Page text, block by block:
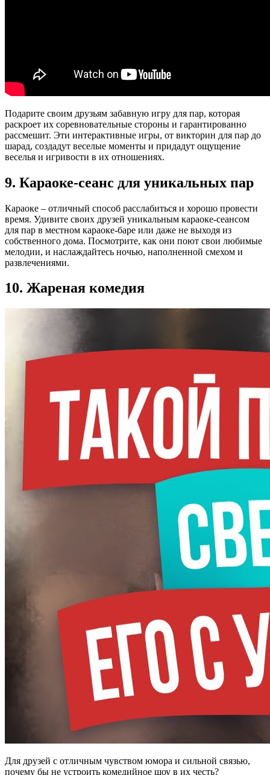
Подарите своим друзьям забавную игру для пар, которая
раскроет их соревновательные стороны и гарантированно
рассмешит. Эти интерактивные игры, от викторин для пар до
шарад, создадут веселые моменты и придадут ощущение
веселья и игривости в их отношениях.
9. Караоке-сеанс для уникальных пар
Караоке – отличный способ расслабиться и хорошо провести
время. Удивите своих друзей уникальным караоке-сеансом
для пар в местном караоке-баре или даже не выходя из
собственного дома. Посмотрите, как они поют свои любимые
мелодии, и наслаждайтесь ночью, наполненной смехом и
развлечениями.
10. Жареная комедия
Для друзей с отличным чувством юмора и сильной связью,
почему бы не устроить комедийное шоу в их честь?